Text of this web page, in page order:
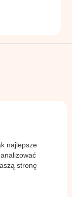
najlepsze
stronę